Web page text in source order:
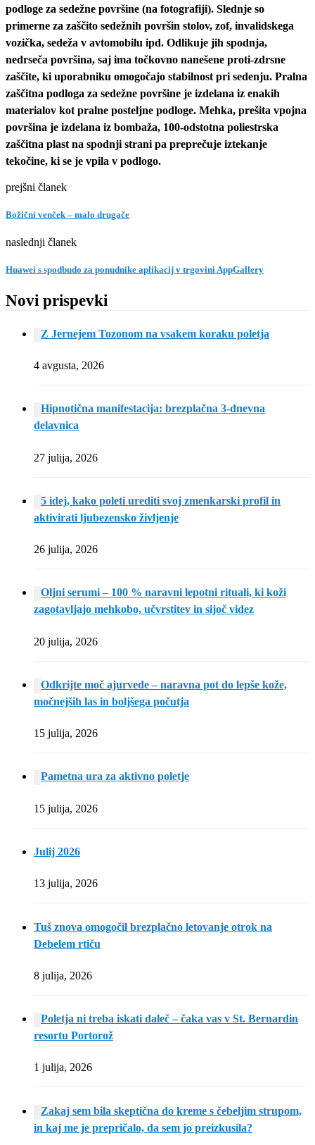
podloge za sedežne površine (na fotografiji). Slednje so
primerne za zaščito sedežnih površin stolov, zof, invalidskega
vozička, sedeža v avtomobilu ipd. Odlikuje jih spodnja,
nedrseča površina, saj ima točkovno nanešene proti-zdrsne
zaščite, ki uporabniku omogočajo stabilnost pri sedenju. Pralna
zaščitna podloga za sedežne površine je izdelana iz enakih
materialov kot pralne posteljne podloge. Mehka, prešita vpojna
površina je izdelana iz bombaža, 100-odstotna poliestrska
zaščitna plast na spodnji strani pa preprečuje iztekanje
tekočine, ki se je vpila v podlogo.
prejšni članek
Božični venček – malo drugače
naslednji članek
Huawei s spodbudo za ponudnike aplikacij v trgovini AppGallery
Novi prispevki
Z Jernejem Tozonom na vsakem koraku poletja
4 avgusta, 2026
Hipnotična manifestacija: brezplačna 3-dnevna
delavnica
27 julija, 2026
5 idej, kako poleti urediti svoj zmenkarski profil in
aktivirati ljubezensko življenje
26 julija, 2026
Oljni serumi – 100 % naravni lepotni rituali, ki koži
zagotavljajo mehkobo, učvrstitev in sijoč videz
20 julija, 2026
Odkrijte moč ajurvede – naravna pot do lepše kože,
močnejših las in boljšega počutja
15 julija, 2026
Pametna ura za aktivno poletje
15 julija, 2026
Julij 2026
13 julija, 2026
Tuš znova omogočil brezplačno letovanje otrok na
Debelem rtiču
8 julija, 2026
Poletja ni treba iskati daleč – čaka vas v St. Bernardin
resortu Portorož
1 julija, 2026
Zakaj sem bila skeptična do kreme s čebeljim strupom,
in kaj me je prepričalo, da sem jo preizkusila?